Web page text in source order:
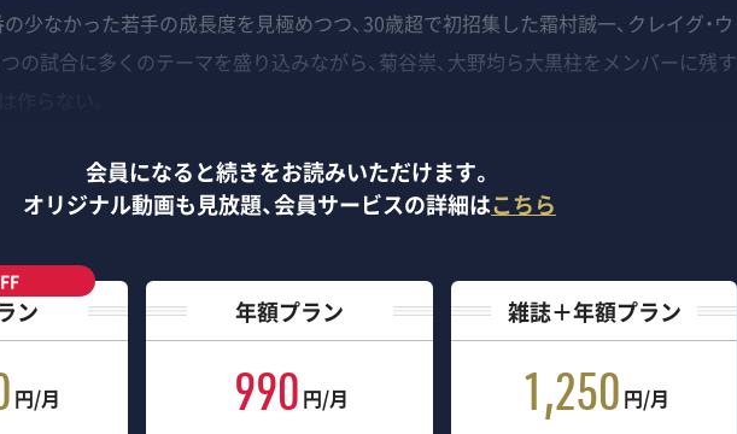
少なかった若手の成長度を見極めつつ、30歳超で初招集した霜村誠一、クレイグ・ウ
の試合に多くのテーマを盛り込みながら、菊谷崇、大野均ら大黒柱をメンバーに残す
会員になると続きをお読みいただけます。
オリジナル動画も見放題、会員サービスの詳細はこちら
ン
円/月
年額プラン
990 円/月
雑誌＋年額プラン
1,250 円/月